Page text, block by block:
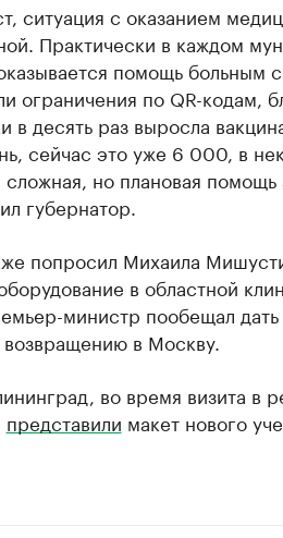
ситуация с оказанием
Практически в каждом
помощь больным
ограничения по QR-кодам,
в десять раз выросла
сейчас это уже 6 000, в
но плановая помощь
губернатор.
попросил Михаила
в областной
министр пообещал
в Москву.
во время визита в
представили макет нового